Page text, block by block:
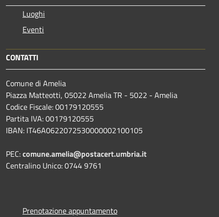
Luoghi
Eventi
CONTATTI
Comune di Amelia
Piazza Matteotti, 05022 Amelia TR - 5022 - Amelia
Codice Fiscale: 00179120555
Partita IVA: 00179120555
IBAN: IT46A0622072530000002100105
PEC:comune.amelia@postacert.umbria.it
Centralino Unico: 0744 9761
Prenotazione appuntamento